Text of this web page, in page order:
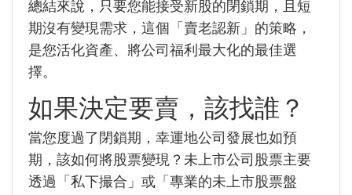
總結來說，只要您能接受新股的閉鎖期，且短
期沒有變現需求，這個「賣老認新」的策略，
是您活化資產、將公司福利最大化的最佳選
擇。
如果決定要賣，該找誰？
當您度過了閉鎖期，幸運地公司發展也如預
期，該如何將股票變現？未上市公司股票主要
透過「私下撮合」或「專業的未上市股票盤